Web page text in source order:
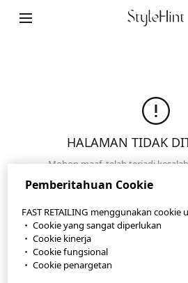
Peta Lokasi
Pengaturan Cookie
HALAMAN TIDAK
Mohon maaf, telah terjadi
Anda masukkan sudah benar
Pemberitahuan Cookie
FAST RETAILING menggunakan
・ Cookie yang sangat diperlukan
・ Cookie kinerja
・ Cookie fungsional
・ Cookie penargetan